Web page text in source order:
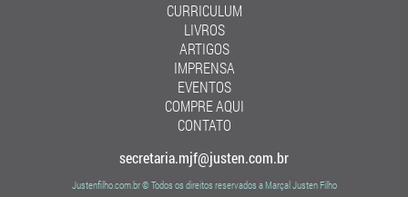
CURRICULUM
LIVROS
ARTIGOS
IMPRENSA
EVENTOS
COMPRE AQUI
CONTATO
secretaria.mjf@justen.com.br
Justenfilho.com.br © Todos os direitos reservados a Marçal Justen Filho